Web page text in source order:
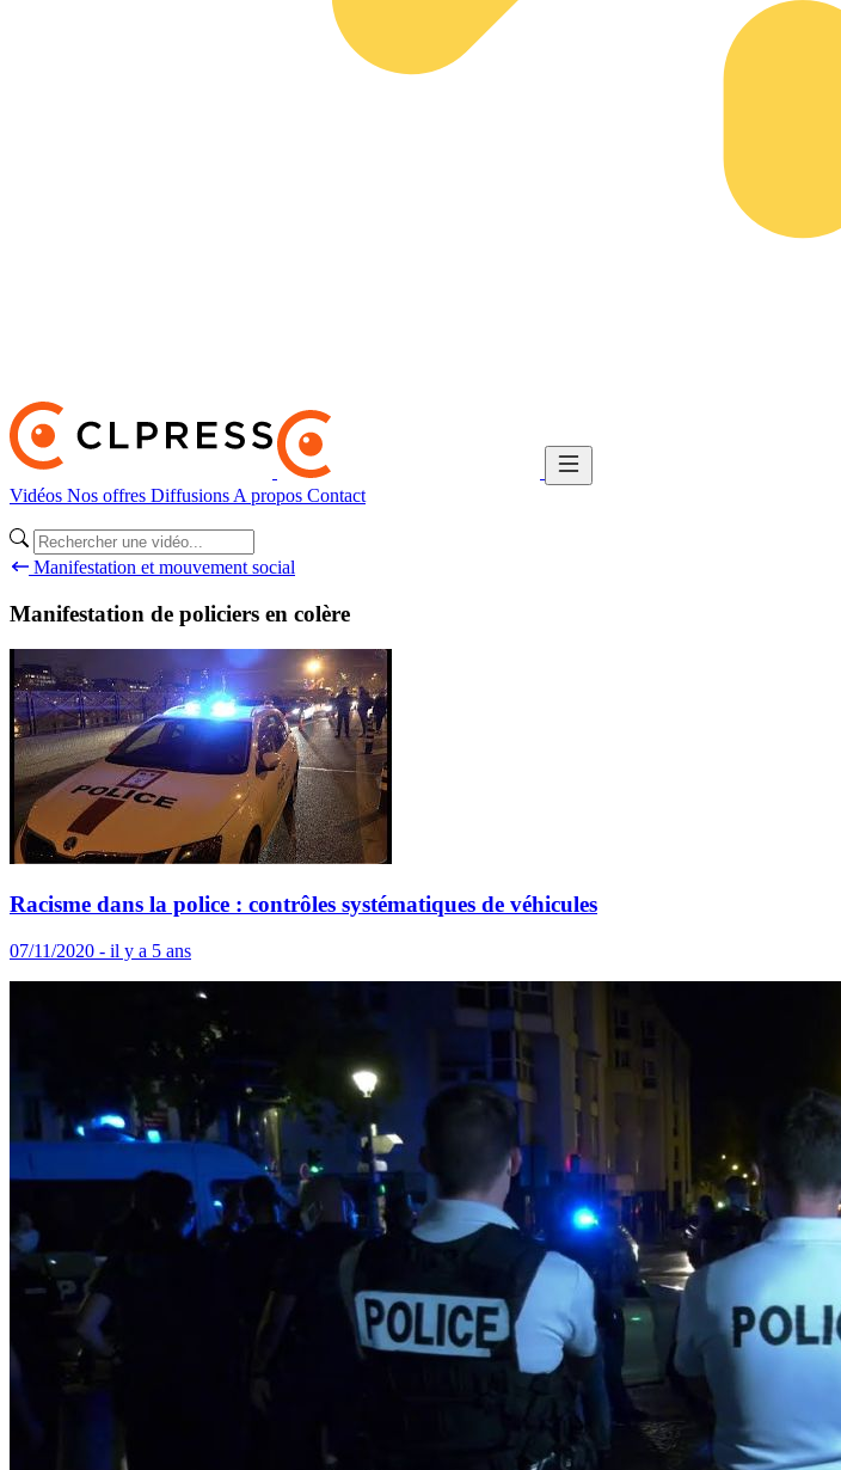
Vidéos Nos offres Diffusions A propos Contact
Manifestation et mouvement social
Manifestation de policiers en colère
Racisme dans la police : contrôles systématiques de véhicules
07/11/2020 - il y a 5 ans